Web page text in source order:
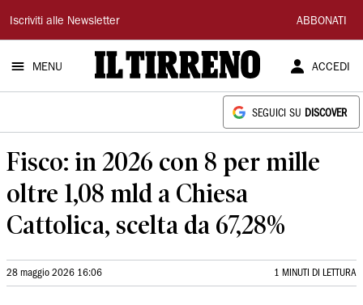
Il
Tirreno
Iscriviti alle Newsletter ABBONATI
MENU ACCEDI
SEGUICI SU DISCOVER
Fisco: in 2026 con 8 per mille
oltre 1,08 mld a Chiesa
Cattolica, scelta da 67,28%
28 maggio 2026 16:06 1 MINUTI DI LETTURA